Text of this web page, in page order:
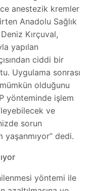
anestezik kremler
Anadolu Sağlık
Kırçuval,
yapılan
ciddi bir
Uygulama sonrası
olduğunu
yönteminde işlem
ve
sorun
dedi.
yöntemi ile